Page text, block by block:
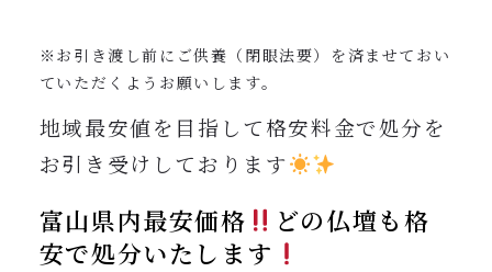
※お引き渡し前にご供養（閉眼法要）を済ませておい
ていただくようお願いします。
地域最安値を目指して格安料金で処分を
お引き受けしております
富山県内最安価格
どの仏壇も格
安で処分いたします